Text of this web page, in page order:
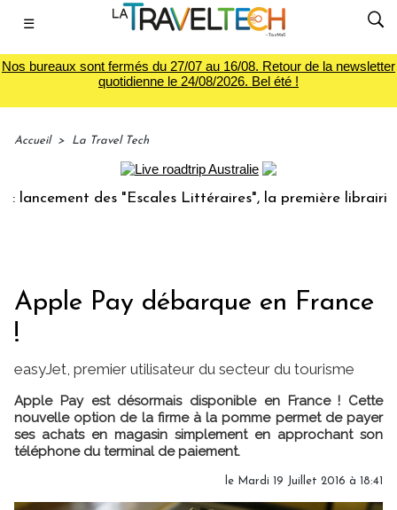
☰
Nos bureaux sont fermés du 27/07 au 16/08. Retour de la newsletter
quotidienne le 24/08/2026. Bel été !
Accueil > La Travel Tech
des "Escales Littéraires", la première librairie du
Apple Pay débarque en France
!
easyJet, premier utilisateur du secteur du tourisme
Apple Pay est désormais disponible en France ! Cette
nouvelle option de la firme à la pomme permet de payer
ses achats en magasin simplement en approchant son
téléphone du terminal de paiement.
le Mardi 19 Juillet 2016 à 18:41